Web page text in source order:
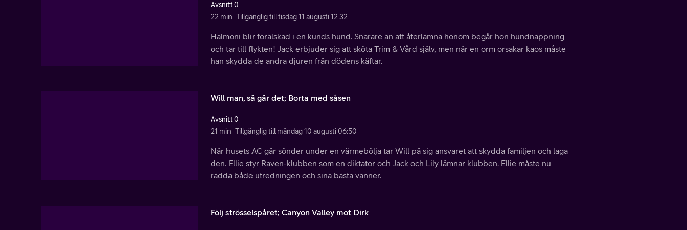
Avsnitt 0
22 min Tillgänglig till tisdag 11 augusti 12:32
Halmoni blir förälskad i en kunds hund. Snarare än att återlämna honom begår hon hundnappning
och tar till flykten! Jack erbjuder sig att sköta Trim & Vård själv, men när en orm orsakar kaos måste
han skydda de andra djuren från dödens käftar.
Will man, så går det; Borta med såsen
Avsnitt 0
21 min Tillgänglig till måndag 10 augusti 06:50
När husets AC går sönder under en värmebölja tar Will på sig ansvaret att skydda familjen och laga
den. Ellie styr Raven-klubben som en diktator och Jack och Lily lämnar klubben. Ellie måste nu
rädda både utredningen och sina bästa vänner.
Följ strösselspåret; Canyon Valley mot Dirk